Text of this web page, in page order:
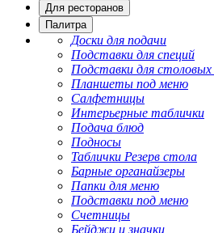
Для ресторанов
Палитра
Доски для подачи
Подставки для специй
Подставки для столовых
Планшеты под меню
Салфетницы
Интерьерные таблички
Подача блюд
Подносы
Таблички Резерв стола
Барные органайзеры
Папки для меню
Подставки под меню
Счетницы
Бейджи и значки